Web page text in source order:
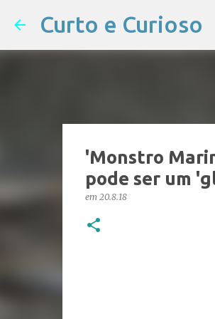
Curto e Curioso
'Monstro
pode ser um
em 20.8.18